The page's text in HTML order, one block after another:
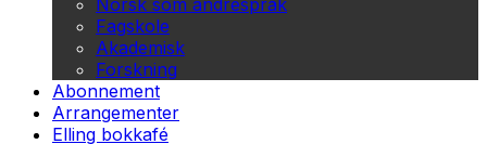
Norsk som andrespråk
Fagskole
Akademisk
Forskning
Abonnement
Arrangementer
Elling bokkafé